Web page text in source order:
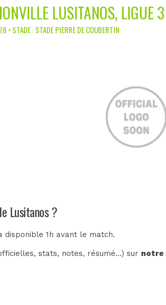
LUSITANOS, LIGUE 3
• STADE : STADE PIERRE DE COUBERTIN
Lusitanos ?
disponible 1h avant le match.
stats, notes, résumé...) sur notre